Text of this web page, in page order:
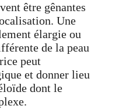
être gênantes
Une
élargie ou
de la peau
peut
et donner lieu
dont le